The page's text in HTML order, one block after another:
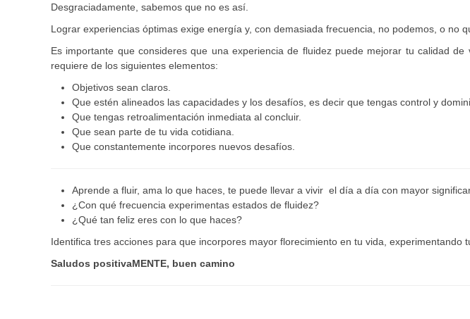
Desgraciadamente, sabemos que no es así.
Lograr experiencias óptimas exige energía y, con demasiada frecuencia, no podemos, o no
Es importante que consideres que una experiencia de fluidez puede mejorar tu calidad
requiere de los siguientes elementos:
Objetivos sean claros.
Que estén alineados las capacidades y los desafíos, es decir que tengas control y
Que tengas retroalimentación inmediata al concluir.
Que sean parte de tu vida cotidiana.
Que constantemente incorpores nuevos desafíos.
Aprende a fluir, ama lo que haces, te puede llevar a vivir el día a día con mayor
¿Con qué frecuencia experimentas estados de fluidez?
¿Qué tan feliz eres con lo que haces?
Identifica tres acciones para que incorpores mayor florecimiento en tu vida, experimentando
Saludos positivaMENTE, buen camino